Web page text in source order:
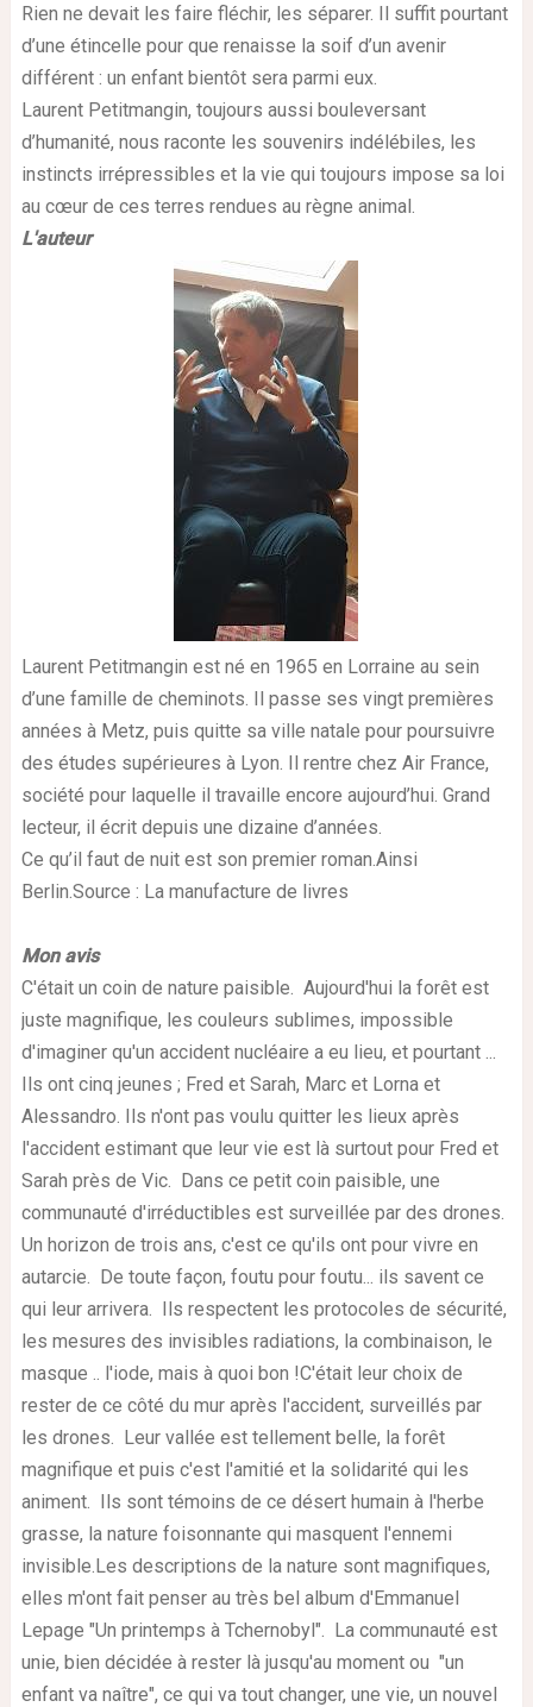
Rien ne devait les faire fléchir, les séparer. Il suffit pourtant
d’une étincelle pour que renaisse la soif d’un avenir
différent : un enfant bientôt sera parmi eux.
Laurent Petitmangin, toujours aussi bouleversant
d’humanité, nous raconte les souvenirs indélébiles, les
instincts irrépressibles et la vie qui toujours impose sa loi
au cœur de ces terres rendues au règne animal.
L'auteur
Laurent Petitmangin est né en 1965 en Lorraine au sein
d’une famille de cheminots. Il passe ses vingt premières
années à Metz, puis quitte sa ville natale pour poursuivre
des études supérieures à Lyon. Il rentre chez Air France,
société pour laquelle il travaille encore aujourd’hui. Grand
lecteur, il écrit depuis une dizaine d’années.
Ce qu’il faut de nuit est son premier roman. Ainsi
Berlin. Source : La manufacture de livres
Mon avis
C'était un coin de nature paisible. Aujourd'hui la forêt est
juste magnifique, les couleurs sublimes, impossible
d'imaginer qu'un accident nucléaire a eu lieu, et pourtant ...
Ils ont cinq jeunes ; Fred et Sarah, Marc et Lorna et
Alessandro. Ils n'ont pas voulu quitter les lieux après
l'accident estimant que leur vie est là surtout pour Fred et
Sarah près de Vic. Dans ce petit coin paisible, une
communauté d'irréductibles est surveillée par des drones.
Un horizon de trois ans, c'est ce qu'ils ont pour vivre en
autarcie. De toute façon, foutu pour foutu... ils savent ce
qui leur arrivera. Ils respectent les protocoles de sécurité,
les mesures des invisibles radiations, la combinaison, le
masque .. l'iode, mais à quoi bon !C'était leur choix de
rester de ce côté du mur après l'accident, surveillés par
les drones. Leur vallée est tellement belle, la forêt
magnifique et puis c'est l'amitié et la solidarité qui les
animent. Ils sont témoins de ce désert humain à l'herbe
grasse, la nature foisonnante qui masquent l'ennemi
invisible. Les descriptions de la nature sont magnifiques,
elles m'ont fait penser au très bel album d'Emmanuel
Lepage "Un printemps à Tchernobyl". La communauté est
unie, bien décidée à rester là jusqu'au moment ou "un
enfant va naître", ce qui va tout changer, une vie, un nouvel